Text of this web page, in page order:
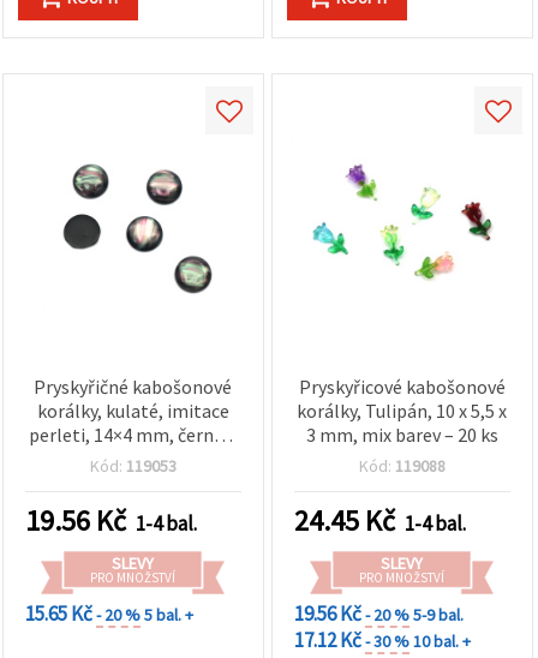
Pryskyřičné kabošonové
korálky, kulaté, imitace
perleti, 14×4 mm, černé –
10 ks
Kód: 119053
19.56 Kč 1-4 bal.
SLEVY
PRO MNOŽSTVÍ
15.65 Kč- 20 %5 bal. +
Pryskyřicové kabošonové
korálky, Tulipán, 10 x 5,5 x
3 mm, mix barev – 20 ks
Kód: 119088
24.45 Kč 1-4 bal.
SLEVY
PRO MNOŽSTVÍ
19.56 Kč- 20 %5-9 bal.
17.12 Kč- 30 %10 bal. +